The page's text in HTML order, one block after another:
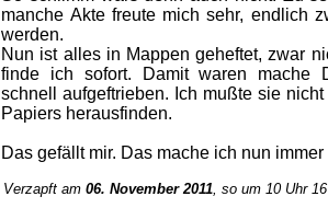
manche Akte freute mich sehr, endlich
werden.
Nun ist alles in Mappen geheftet, zwar
finde ich sofort. Damit waren mache
schnell aufgeftrieben. Ich mußte sie
Papiers herausfinden.
Das gefällt mir. Das mache ich nun immer
Verzapft am06. November 2011, so um 10 Uhr 16